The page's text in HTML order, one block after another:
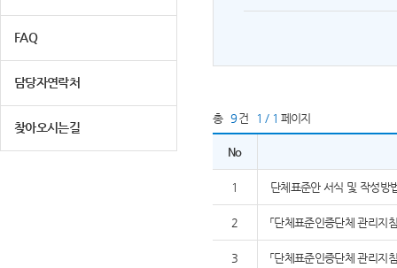
FAQ
담당자연락처
찾아오시는길
총 9 건 1 / 1 페이지
No
1 단체표준안 서식 및 작성방
2 「단체표준인증단체 관리지
3 「단체표준인증단체 관리지